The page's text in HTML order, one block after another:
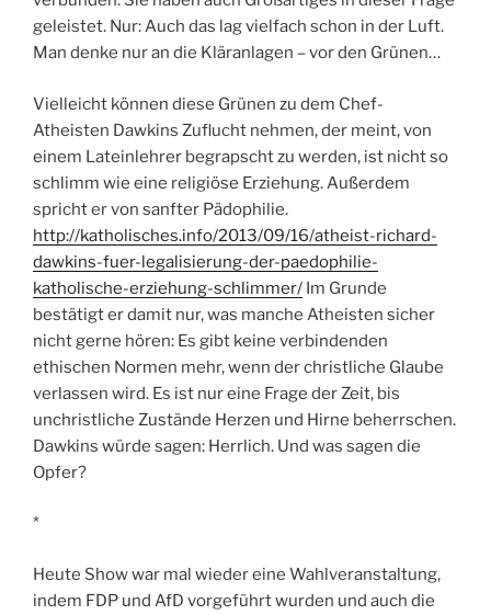
geleistet. Nur: Auch das lag vielfach schon in der Luft.
Man denke nur an die Kläranlagen – vor den Grünen…
Vielleicht können diese Grünen zu dem Chef-
Atheisten Dawkins Zuflucht nehmen, der meint, von
einem Lateinlehrer begrapscht zu werden, ist nicht so
schlimm wie eine religiöse Erziehung. Außerdem
spricht er von sanfter Pädophilie.
http://katholisches.info/2013/09/16/atheist-richard-
dawkins-fuer-legalisierung-der-paedophilie-
katholische-erziehung-schlimmer/ Im Grunde
bestätigt er damit nur, was manche Atheisten sicher
nicht gerne hören: Es gibt keine verbindenden
ethischen Normen mehr, wenn der christliche Glaube
verlassen wird. Es ist nur eine Frage der Zeit, bis
unchristliche Zustände Herzen und Hirne beherrschen.
Dawkins würde sagen: Herrlich. Und was sagen die
Opfer?
*
Heute Show war mal wieder eine Wahlveranstaltung,
indem FDP und AfD vorgeführt wurden und auch die